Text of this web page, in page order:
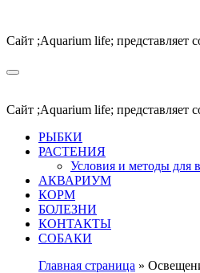
содержимому
Сайт ;Aquarium life; представляет
Сайт ;Aquarium life; представляет
РЫБКИ
РАСТЕНИЯ
Условия и методы для
АКВАРИУМ
КОРМ
БОЛЕЗНИ
КОНТАКТЫ
СОБАКИ
Главная страница »